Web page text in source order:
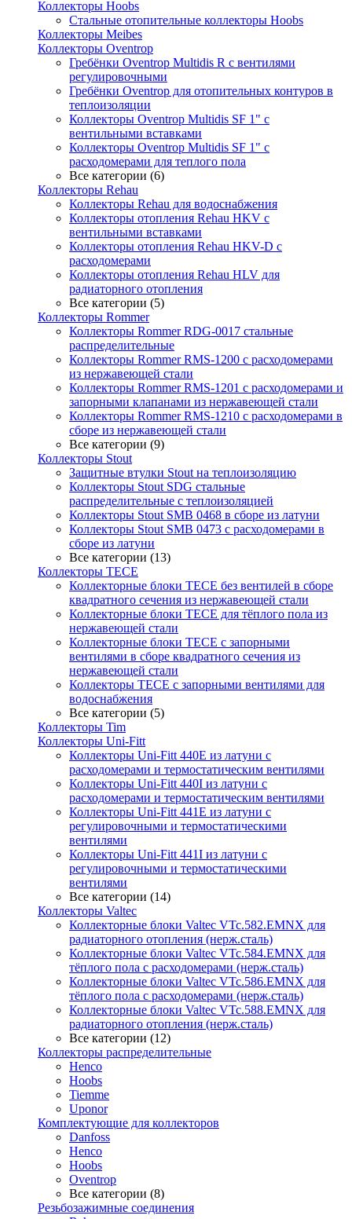
Коллекторы Hoobs
Стальные отопительные коллекторы Hoobs
Коллекторы Meibes
Коллекторы Oventrop
Гребёнки Oventrop Multidis R с вентилями
регулировочными
Гребёнки Oventrop для отопительных контуров в
теплоизоляции
Коллекторы Oventrop Multidis SF 1" с
вентильными вставками
Коллекторы Oventrop Multidis SF 1" с
расходомерами для теплого пола
Все категории (6)
Коллекторы Rehau
Коллекторы Rehau для водоснабжения
Коллекторы отопления Rehau HKV с
вентильными вставками
Коллекторы отопления Rehau HKV-D с
расходомерами
Коллекторы отопления Rehau HLV для
радиаторного отопления
Все категории (5)
Коллекторы Rommer
Коллекторы Rommer RDG-0017 стальные
распределительные
Коллекторы Rommer RMS-1200 с расходомерами
из нержавеющей стали
Коллекторы Rommer RMS-1201 с расходомерами и
запорными клапанами из нержавеющей стали
Коллекторы Rommer RMS-1210 с расходомерами в
сборе из нержавеющей стали
Все категории (9)
Коллекторы Stout
Защитные втулки Stout на теплоизоляцию
Коллекторы Stout SDG стальные
распределительные с теплоизоляцией
Коллекторы Stout SMB 0468 в сборе из латуни
Коллекторы Stout SMB 0473 с расходомерами в
сборе из латуни
Все категории (13)
Коллекторы TECE
Коллекторные блоки TECE без вентилей в сборе
квадратного сечения из нержавеющей стали
Коллекторные блоки TECE для тёплого пола из
нержавеющей стали
Коллекторные блоки TECE с запорными
вентилями в сборе квадратного сечения из
нержавеющей стали
Коллекторы TECE с запорными вентилями для
водоснабжения
Все категории (5)
Коллекторы Tim
Коллекторы Uni-Fitt
Коллекторы Uni-Fitt 440E из латуни с
расходомерами и термостатическим вентилями
Коллекторы Uni-Fitt 440I из латуни с
расходомерами и термостатическим вентилями
Коллекторы Uni-Fitt 441E из латуни с
регулировочными и термостатическими
вентилями
Коллекторы Uni-Fitt 441I из латуни с
регулировочными и термостатическими
вентилями
Все категории (14)
Коллекторы Valtec
Коллекторные блоки Valtec VTc.582.EMNX для
радиаторного отопления (нерж.сталь)
Коллекторные блоки Valtec VTc.584.EMNX для
тёплого пола с расходомерами (нерж.сталь)
Коллекторные блоки Valtec VTc.586.EMNX для
тёплого пола с расходомерами (нерж.сталь)
Коллекторные блоки Valtec VTc.588.EMNX для
радиаторного отопления (нерж.сталь)
Все категории (12)
Коллекторы распределительные
Henco
Hoobs
Tiemme
Uponor
Комплектующие для коллекторов
Danfoss
Henco
Hoobs
Oventrop
Все категории (8)
Резьбозажимные соединения